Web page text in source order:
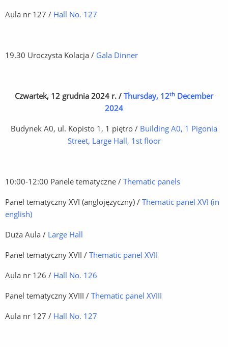
Aula nr 127 / Hall No. 127
19.30 Uroczysta Kolacja / Gala Dinner
Czwartek, 12 grudnia 2024 r. / Thursday, 12th December
2024
Budynek A0, ul. Kopisto 1, 1 piętro / Building A0, 1 Pigonia
Street, Large Hall, 1st floor
10:00-12:00 Panele tematyczne / Thematic panels
Panel tematyczny XVI (anglojęzyczny) / Thematic panel XVI (in
english)
Duża Aula / Large Hall
Panel tematyczny XVII / Thematic panel XVII
Aula nr 126 / Hall No. 126
Panel tematyczny XVIII / Thematic panel XVIII
Aula nr 127 / Hall No. 127